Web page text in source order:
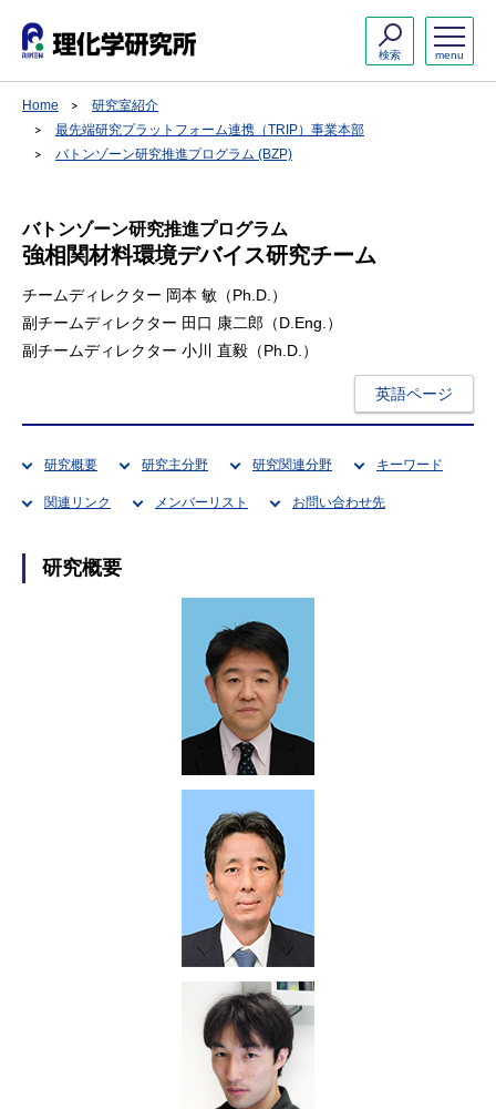
menu
検索
Home
研究室紹介
最先端研究プラットフォーム連携（TRIP）事業本部
バトンゾーン研究推進プログラム (BZP)
バトンゾーン研究推進プログラム
強相関材料環境デバイス研究チーム
チームディレクター 岡本 敏（Ph.D.）
副チームディレクター 田口 康二郎（D.Eng.）
副チームディレクター 小川 直毅（Ph.D.）
英語ページ
研究概要 研究主分野 研究関連分野 キーワード
関連リンク メンバーリスト お問い合わせ先
研究概要